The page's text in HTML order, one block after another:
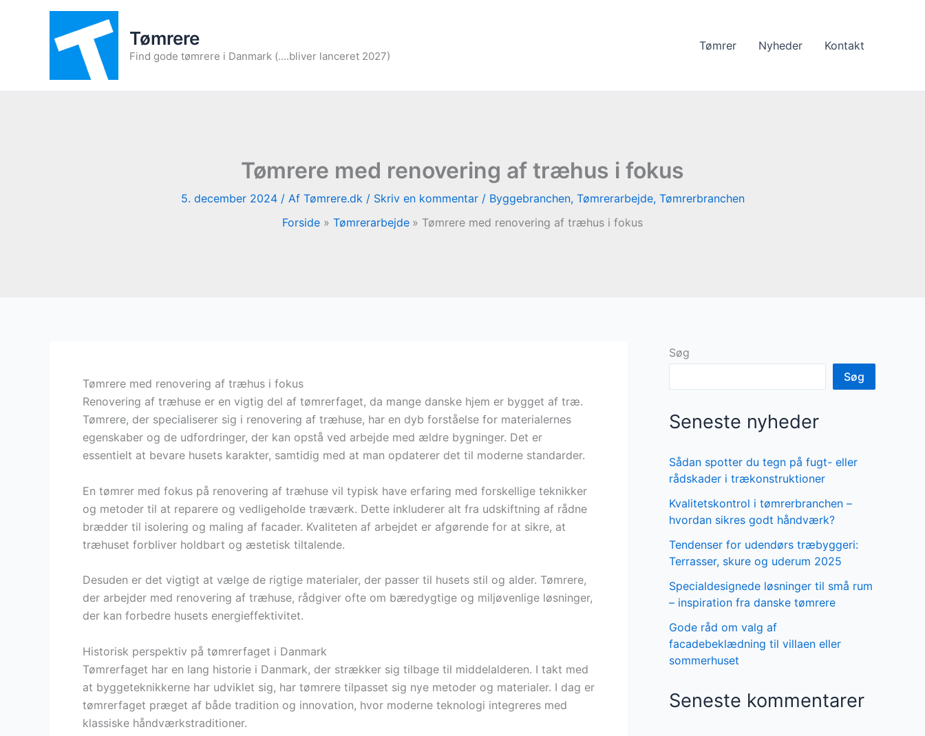
Tømrere
Find gode tømrere i Danmark (....bliver lanceret 2027)
Tømrer Nyheder Kontakt
Tømrere med renovering af træhus i fokus
5. december 2024 / Af Tømrere.dk / Skriv en kommentar / Byggebranchen, Tømrerarbejde, Tømrerbranchen
Forside
Tømrerarbejde Tømrere med renovering af træhus i fokus
Tømrere med renovering af træhus i fokus
Renovering af træhuse er en vigtig del af tømrerfaget, da mange danske hjem er bygget af træ.
Tømrere, der specialiserer sig i renovering af træhuse, har en dyb forståelse for materialernes
egenskaber og de udfordringer, der kan opstå ved arbejde med ældre bygninger. Det er
essentielt at bevare husets karakter, samtidig med at man opdaterer det til moderne standarder.
En tømrer med fokus på renovering af træhuse vil typisk have erfaring med forskellige teknikker
og metoder til at reparere og vedligeholde træværk. Dette inkluderer alt fra udskiftning af rådne
brædder til isolering og maling af facader. Kvaliteten af arbejdet er afgørende for at sikre, at
træhuset forbliver holdbart og æstetisk tiltalende.
Desuden er det vigtigt at vælge de rigtige materialer, der passer til husets stil og alder. Tømrere,
der arbejder med renovering af træhuse, rådgiver ofte om bæredygtige og miljøvenlige løsninger,
der kan forbedre husets energieffektivitet.
Historisk perspektiv på tømrerfaget i Danmark
Tømrerfaget har en lang historie i Danmark, der strækker sig tilbage til middelalderen. I takt med
at byggeteknikkerne har udviklet sig, har tømrere tilpasset sig nye metoder og materialer. I dag er
tømrerfaget præget af både tradition og innovation, hvor moderne teknologi integreres med
klassiske håndværkstraditioner.
Søg
Søg
Seneste nyheder
Sådan spotter du tegn på fugt- eller
rådskader i trækonstruktioner
Kvalitetskontrol i tømrerbranchen –
hvordan sikres godt håndværk?
Tendenser for udendørs træbyggeri:
Terrasser, skure og uderum 2025
Specialdesignede løsninger til små rum
– inspiration fra danske tømrere
Gode råd om valg af
facadebeklædning til villaen eller
sommerhuset
Seneste kommentarer